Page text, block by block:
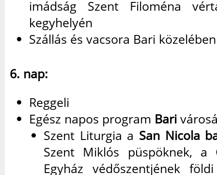
imádság Szent Filoména
kegyhelyén
Szállás és vacsora Bari
6. nap:
Reggeli
Egész napos program Bari
Szent Liturgia a San Nicola
Szent Miklós püspöknek, a
Egyház védőszentjének